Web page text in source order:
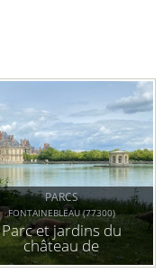
PARCS
FONTAINEBLEAU (77300)
Parc et jardins du
château de
fontainebleau